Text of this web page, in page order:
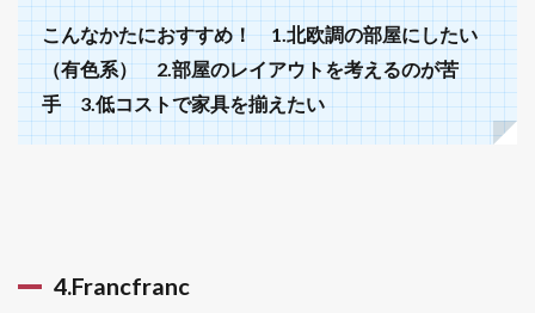
こんなかたにおすすめ！ 1.北欧調の部屋にしたい
（有色系） 2.部屋のレイアウトを考えるのが苦
手 3.低コストで家具を揃えたい
4.Francfranc